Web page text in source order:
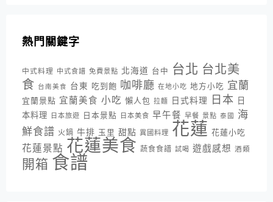
熱門關鍵字
中式料理 中式食譜 免費景點 北海道 台中 台北 台北美
食 台南美食 台東 吃到飽 咖啡廳 在地小吃 地方小吃 宜蘭
宜蘭景點 宜蘭美食 小吃 懶人包 拉麵 日式料理 日本 日
本料理
日本旅遊 日本景點 日本美食 早午餐 早餐 景點 泰國
海
鮮食譜 火鍋 牛排 玉里 甜點 異國料理 花蓮 花蓮小吃
花蓮景點 花蓮美食 蔬食食譜 試喝 遊戲感想 酒類
開箱 食譜